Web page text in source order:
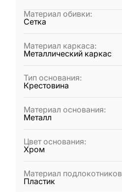
Материал обивки:
Сетка
Материал каркаса:
Металлический каркас
Тип основания:
Крестовина
Материал основания:
Металл
Цвет основания:
Хром
Материал подлокотников
Пластик